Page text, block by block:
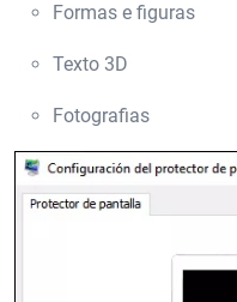
Formas e figuras
Texto 3D
Fotografias